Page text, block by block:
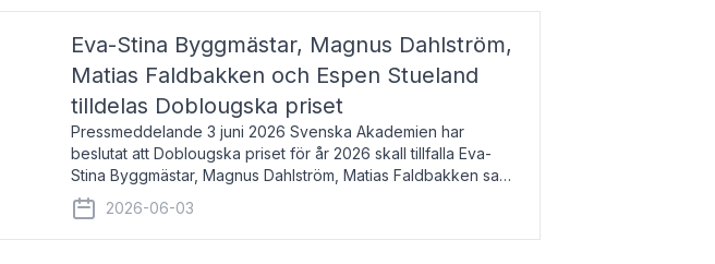
Eva-Stina Byggmästar, Magnus Dahlström,
Matias Faldbakken och Espen Stueland
tilldelas Doblougska priset
Pressmeddelande 3 juni 2026 Svenska Akademien har
beslutat att Doblougska priset för år 2026 skall tillfalla Eva-
Stina Byggmästar, Magnus Dahlström, Matias Faldbakken samt
Espen Stueland. Prisbeloppet är 200 000 svenska kronor per
mottagare
2026-06-03